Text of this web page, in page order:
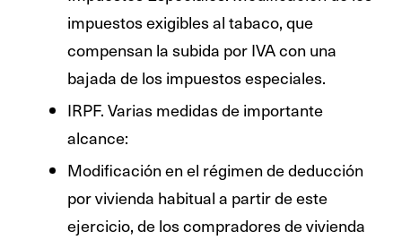
impuestos exigibles al tabaco, que
compensan la subida por IVA con una
bajada de los impuestos especiales.
IRPF. Varias medidas de importante
alcance:
Modificación en el régimen de deducción
por vivienda habitual a partir de este
ejercicio, de los compradores de vivienda